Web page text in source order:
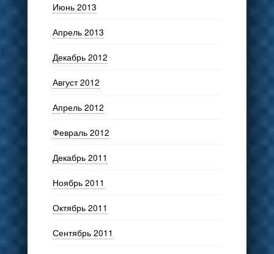
Июнь 2013
Апрель 2013
Декабрь 2012
Август 2012
Апрель 2012
Февраль 2012
Декабрь 2011
Ноябрь 2011
Октябрь 2011
Сентябрь 2011